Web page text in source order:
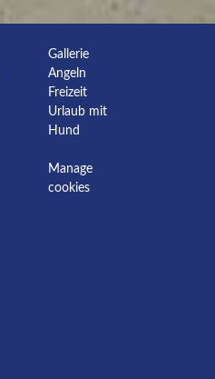
Gallerie
Angeln
Freizeit
Urlaub mit
Hund
Manage
cookies